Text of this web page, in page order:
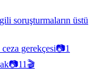
soruşturmaların üstü
gerekçesi📷1
📷11 🎬